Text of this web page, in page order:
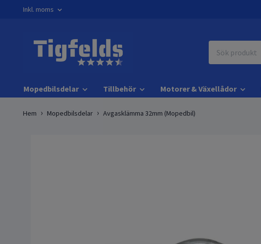
Inkl. moms
Mopedbilsdelar Tillbehör Motorer & Växellådor
Hem Mopedbilsdelar Avgasklämma 32mm (Mopedbil)